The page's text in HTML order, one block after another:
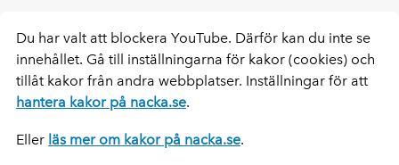
Du har valt att blockera YouTube. Därför kan du inte se
innehållet. Gå till inställningarna för kakor (cookies) och
tillåt kakor från andra webbplatser. Inställningar för att
hantera kakor på nacka.se.
Eller läs mer om kakor på nacka.se.